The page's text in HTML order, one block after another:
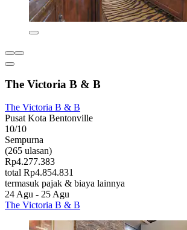
The Victoria B & B
The Victoria B & B
Pusat Kota Bentonville
10/10
Sempurna
(265 ulasan)
Rp4.277.383
total Rp4.854.831
termasuk pajak & biaya lainnya
24 Agu - 25 Agu
The Victoria B & B